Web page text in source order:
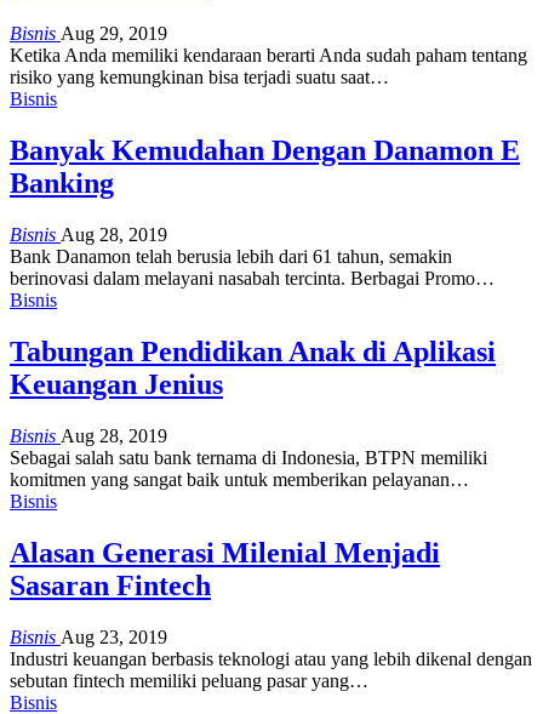
Bisnis Aug 29, 2019
Ketika Anda memiliki kendaraan berarti Anda sudah paham tentang
risiko yang kemungkinan bisa terjadi suatu saat…
Bisnis
Banyak Kemudahan Dengan Danamon E
Banking
Bisnis Aug 28, 2019
Bank Danamon telah berusia lebih dari 61 tahun, semakin
berinovasi dalam melayani nasabah tercinta. Berbagai Promo…
Bisnis
Tabungan Pendidikan Anak di Aplikasi
Keuangan Jenius
Bisnis Aug 28, 2019
Sebagai salah satu bank ternama di Indonesia, BTPN memiliki
komitmen yang sangat baik untuk memberikan pelayanan…
Bisnis
Alasan Generasi Milenial Menjadi
Sasaran Fintech
Bisnis Aug 23, 2019
Industri keuangan berbasis teknologi atau yang lebih dikenal dengan
sebutan fintech memiliki peluang pasar yang…
Bisnis